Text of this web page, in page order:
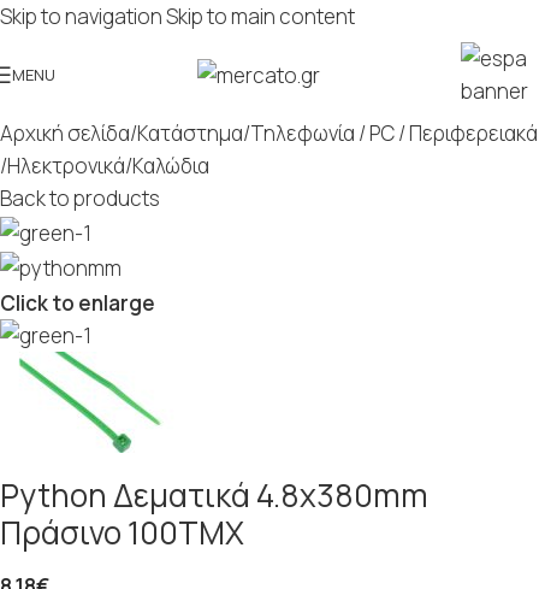
Skip to navigationSkip to main content
MENU
Αρχική σελίδα/Κατάστημα/Τηλεφωνία / PC / Περιφερειακά
/Ηλεκτρονικά/Καλώδια
Back to products
Click to enlarge
Python Δεματικά 4.8x380mm
Πράσινο 100ΤΜΧ